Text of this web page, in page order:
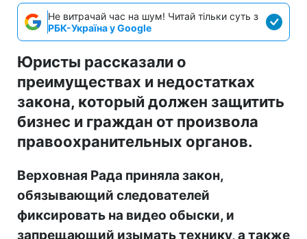
Не витрачай час на шум! Читай тільки суть з
РБК-Україна у Google
Юристы рассказали о
преимуществах и недостатках
закона, который должен защитить
бизнес и граждан от произвола
правоохранительных органов.
Верховная Рада приняла закон,
обязывающий следователей
фиксировать на видео обыски, и
запрещающий изымать технику, а также